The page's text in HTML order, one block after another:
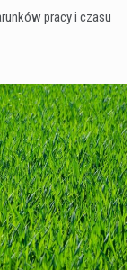
pracy i czasu